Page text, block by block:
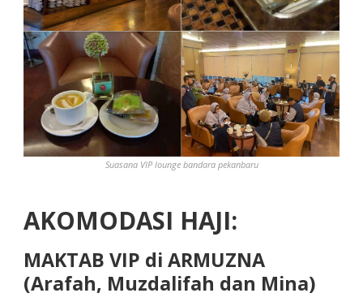
Suasana VIP lounge bandara pekanbaru
AKOMODASI HAJI:
MAKTAB VIP di ARMUZNA
(Arafah, Muzdalifah dan Mina)